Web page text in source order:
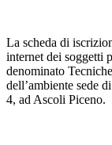
La scheda di
internet dei soggetti
denominato
dell’ambiente sede
4, ad Ascoli Piceno.